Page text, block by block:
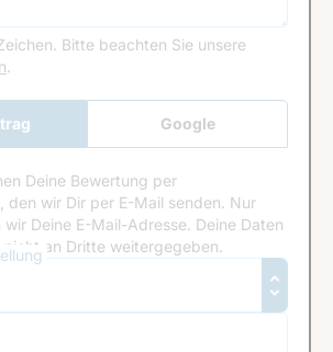
Bitte beachten Sie unsere
.
Google
Anmeldung
Deine Bewertung per
den wir Dir per E-Mail senden. Nur
Deine E-Mail-Adresse. Deine Daten
nicht an Dritte weitergegeben.